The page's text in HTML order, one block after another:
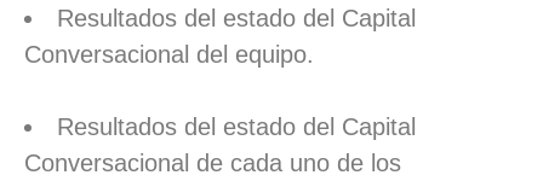
Resultados del estado del Capital
Conversacional del equipo.
Resultados del estado del Capital
Conversacional de cada uno de los